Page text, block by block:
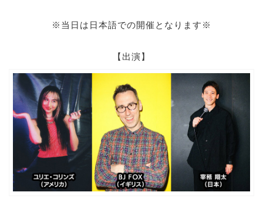
※当日は日本語での開催となります※
【出演】